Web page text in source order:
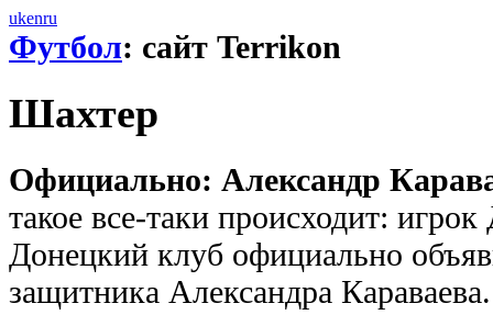
ukenru
Футбол: сайт Terrikon
Шахтер
Официально: Александр
такое все-таки происходит:
Донецкий клуб официально
защитника Александра Караваева.